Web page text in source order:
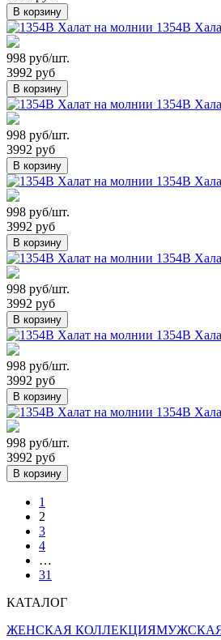
В корзину
1354В
998 руб/шт.
3992 руб
В корзину
1354В
998 руб/шт.
3992 руб
В корзину
1354В
998 руб/шт.
3992 руб
В корзину
1354В
998 руб/шт.
3992 руб
В корзину
1354В
998 руб/шт.
3992 руб
В корзину
1354В
998 руб/шт.
3992 руб
В корзину
1
2
3
4
…
31
КАТАЛОГ
ЖЕНСКАЯ КОЛЛЕКЦИЯ